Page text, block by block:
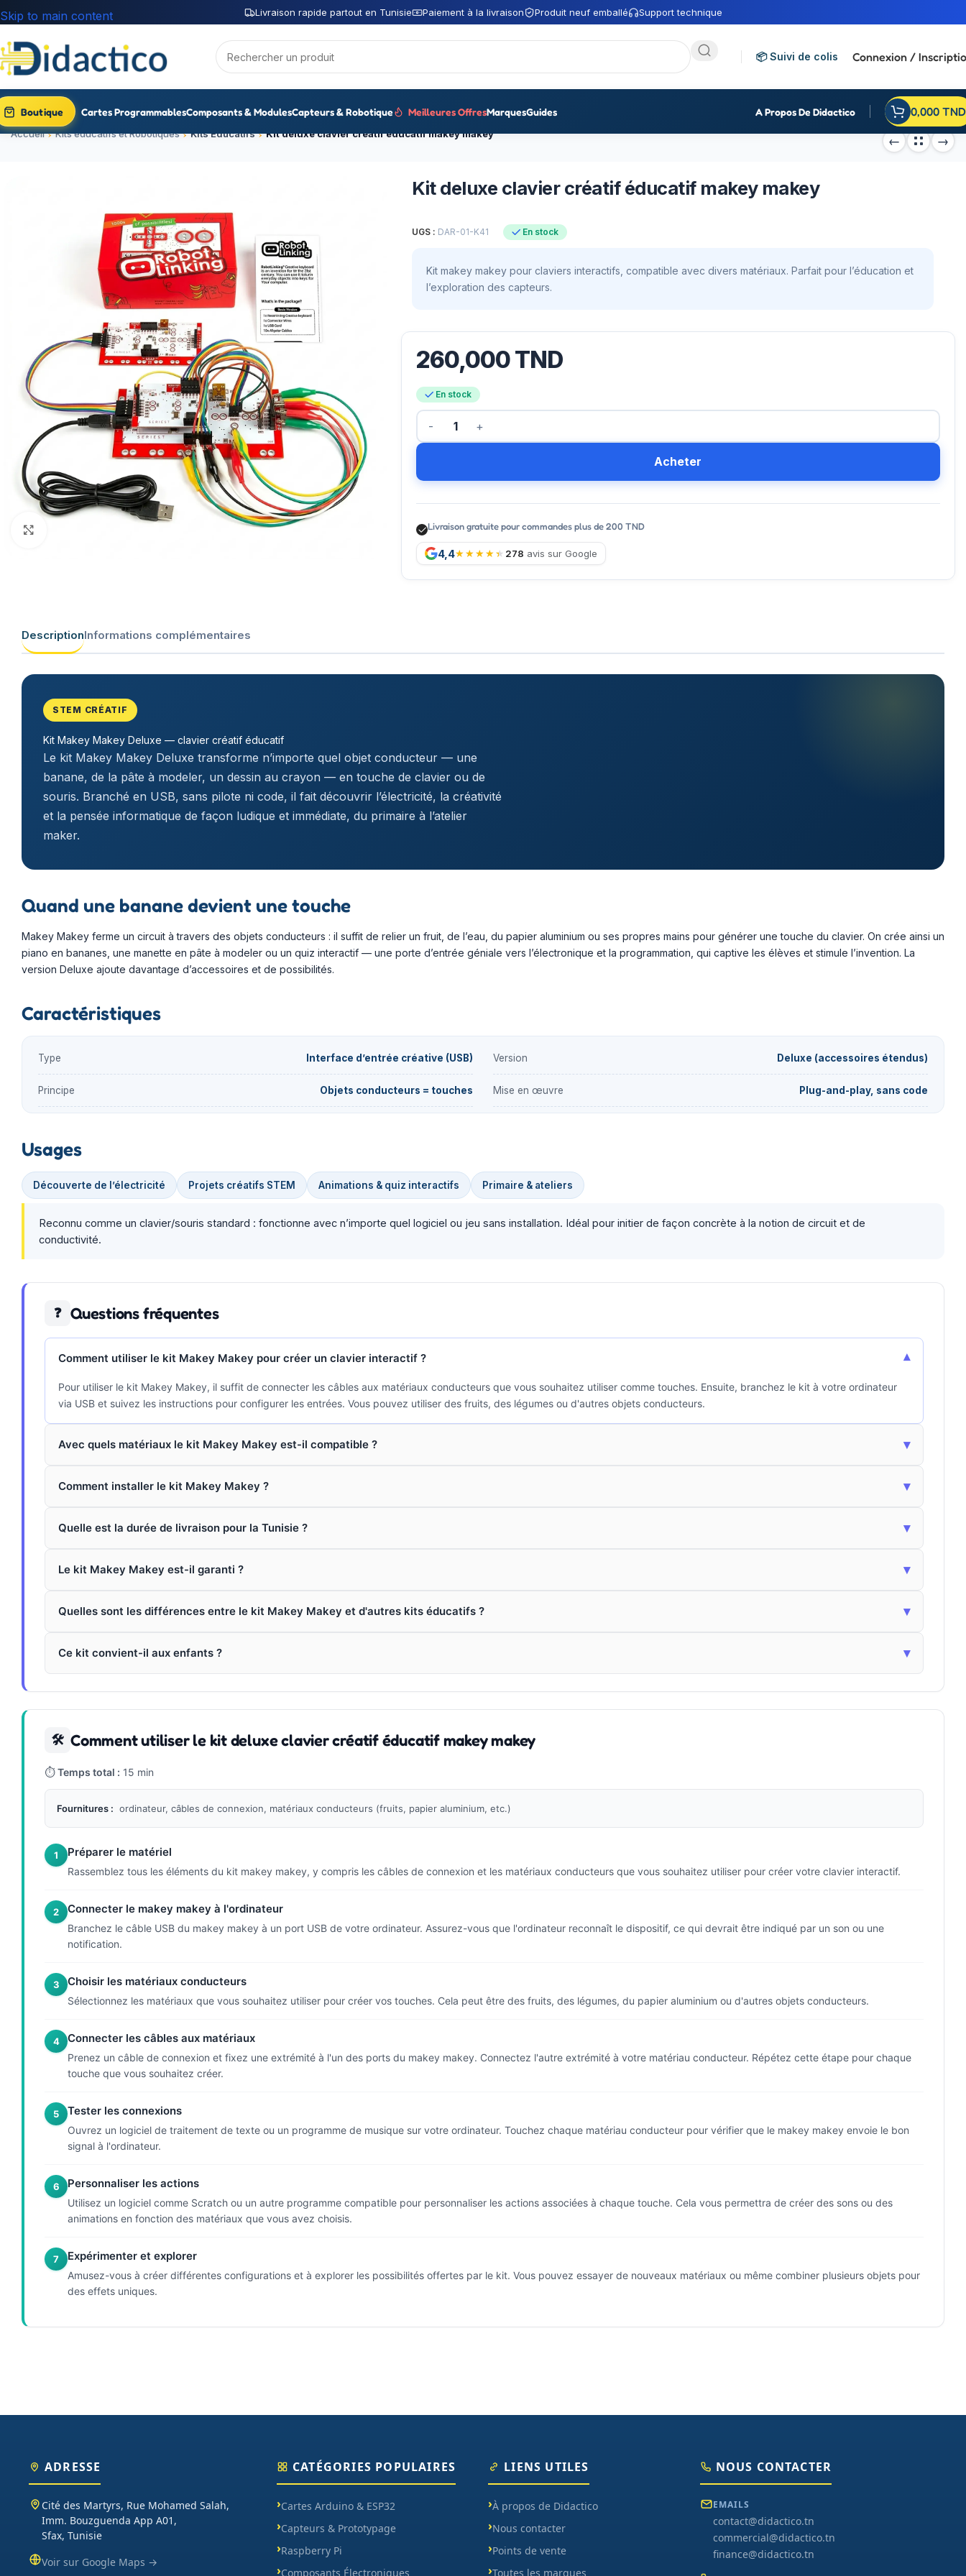
Livraison rapide partout en Tunisie Paiement à la livraison Produit neuf emballé Support technique
Skip to main content
📦 Suivi de colis Connexion /
Boutique Cartes ProgrammablesComposants & ModulesCapteurs & Robotique Meilleures OffresMarquesGuides A Propos De Didactico 0,000 TND
Accueil Kits éducatifs et Robotiques Kits Educatifs Kit deluxe clavier créatif éducatif makey makey
Kit deluxe clavier créatif éducatif makey makey
UGS : DAR-01-K41 En stock
Kit makey makey pour claviers interactifs, compatible avec divers matériaux. Parfait pour l’éducation et
l’exploration des capteurs.
260,000TND
En stock
Acheter
Livraison gratuite pour commandes plus de 200 TND
4,4 278 avis sur Google
DescriptionInformations complémentaires
STEM CRÉATIF
Kit Makey Makey Deluxe — clavier créatif éducatif
Le kit Makey Makey Deluxe transforme n’importe quel objet conducteur — une
banane, de la pâte à modeler, un dessin au crayon — en touche de clavier ou de
souris. Branché en USB, sans pilote ni code, il fait découvrir l’électricité, la créativité
et la pensée informatique de façon ludique et immédiate, du primaire à l’atelier
maker.
Quand une banane devient une touche
Makey Makey ferme un circuit à travers des objets conducteurs : il suffit de relier un fruit, de l’eau, du papier aluminium ou ses propres mains pour générer une touche du clavier. On crée ainsi un
piano en bananes, une manette en pâte à modeler ou un quiz interactif — une porte d’entrée géniale vers l’électronique et la programmation, qui captive les élèves et stimule l’invention. La
version Deluxe ajoute davantage d’accessoires et de possibilités.
Caractéristiques
Type Interface d’entrée créative (USB) Version Deluxe (accessoires étendus)
Principe Objets conducteurs = touches Mise en œuvre Plug-and-play, sans code
Usages
Découverte de l’électricité Projets créatifs STEM Animations & quiz interactifs Primaire & ateliers
Reconnu comme un clavier/souris standard : fonctionne avec n’importe quel logiciel ou jeu sans installation. Idéal pour initier de façon concrète à la notion de circuit et de
conductivité.
❓ Questions fréquentes
Comment utiliser le kit Makey Makey pour créer un clavier interactif ? ▾
Pour utiliser le kit Makey Makey, il suffit de connecter les câbles aux matériaux conducteurs que vous souhaitez utiliser comme touches. Ensuite, branchez le kit à votre ordinateur
via USB et suivez les instructions pour configurer les entrées. Vous pouvez utiliser des fruits, des légumes ou d'autres objets conducteurs.
Avec quels matériaux le kit Makey Makey est-il compatible ? ▾
Comment installer le kit Makey Makey ? ▾
Quelle est la durée de livraison pour la Tunisie ? ▾
Le kit Makey Makey est-il garanti ? ▾
Quelles sont les différences entre le kit Makey Makey et d'autres kits éducatifs ? ▾
Ce kit convient-il aux enfants ? ▾
🛠 Comment utiliser le kit deluxe clavier créatif éducatif makey makey
⏱Temps total : 15 min
Fournitures : ordinateur, câbles de connexion, matériaux conducteurs (fruits, papier aluminium, etc.)
1 Préparer le matériel
Rassemblez tous les éléments du kit makey makey, y compris les câbles de connexion et les matériaux conducteurs que vous souhaitez utiliser pour créer votre clavier interactif.
2 Connecter le makey makey à l'ordinateur
Branchez le câble USB du makey makey à un port USB de votre ordinateur. Assurez-vous que l'ordinateur reconnaît le dispositif, ce qui devrait être indiqué par un son ou une
notification.
3 Choisir les matériaux conducteurs
Sélectionnez les matériaux que vous souhaitez utiliser pour créer vos touches. Cela peut être des fruits, des légumes, du papier aluminium ou d'autres objets conducteurs.
4 Connecter les câbles aux matériaux
Prenez un câble de connexion et fixez une extrémité à l'un des ports du makey makey. Connectez l'autre extrémité à votre matériau conducteur. Répétez cette étape pour chaque
touche que vous souhaitez créer.
5 Tester les connexions
Ouvrez un logiciel de traitement de texte ou un programme de musique sur votre ordinateur. Touchez chaque matériau conducteur pour vérifier que le makey makey envoie le bon
signal à l'ordinateur.
6 Personnaliser les actions
Utilisez un logiciel comme Scratch ou un autre programme compatible pour personnaliser les actions associées à chaque touche. Cela vous permettra de créer des sons ou des
animations en fonction des matériaux que vous avez choisis.
7 Expérimenter et explorer
Amusez-vous à créer différentes configurations et à explorer les possibilités offertes par le kit. Vous pouvez essayer de nouveaux matériaux ou même combiner plusieurs objets pour
des effets uniques.
ADRESSE
Cité des Martyrs, Rue Mohamed Salah,
Imm. Bouzguenda App A01,
Sfax, Tunisie
Voir sur Google Maps →
CATÉGORIES POPULAIRES
Cartes Arduino & ESP32
Capteurs & Prototypage
Raspberry Pi
Composants Électroniques
LIENS UTILES
À propos de Didactico
Nous contacter
Points de vente
Toutes les marques
NOUS CONTACTER
EMAILS
contact@didactico.tn
commercial@didactico.tn
finance@didactico.tn